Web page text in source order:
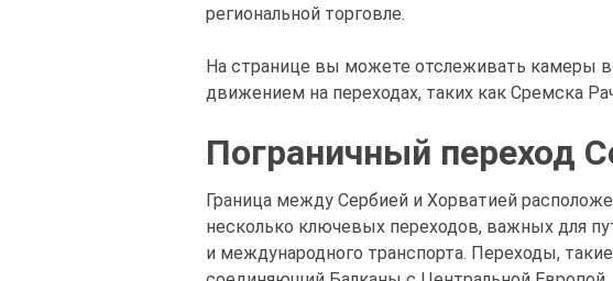
региональной торговле.
На странице вы можете отслеживать камеры
движением на переходах, таких как Сремска
Пограничный переход
Граница между Сербией и Хорватией
несколько ключевых переходов, важных для
и международного транспорта. Переходы,